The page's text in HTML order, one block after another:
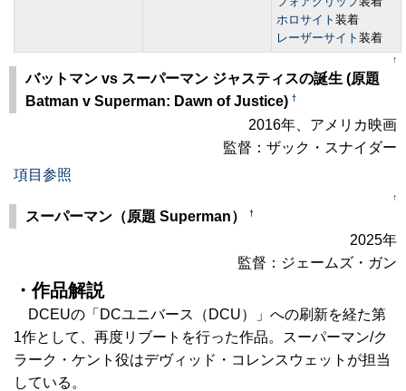
ホロサイト 装着
レーザーサイト 装着
↑
バットマン vs スーパーマン ジャスティスの誕生 (原題
Batman v Superman: Dawn of Justice) †
2016年、アメリカ映画
監督：ザック・スナイダー
項目参照
↑
スーパーマン（原題 Superman） †
2025年
監督：ジェームズ・ガン
・作品解説
DCEUの「DCユニバース（DCU）」への刷新を経た第
1作として、再度リブートを行った作品。スーパーマン/ク
ラーク・ケント役はデヴィッド・コレンスウェットが担当
している。